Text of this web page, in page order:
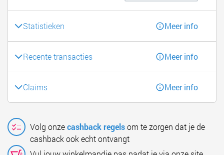
Statistieken Meer info
Recente transacties Meer info
Claims Meer info
Volg onzecashback regelsom te zorgen dat je de
cashback ook echt ontvangt